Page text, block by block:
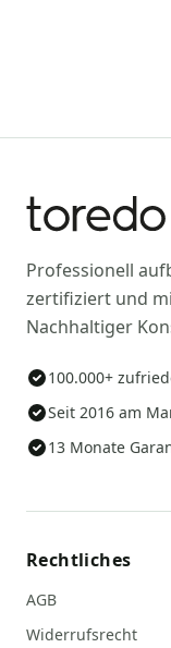
Professionell
zertifiziert und
Nachhaltiger
100.000+
Seit 2016 am
13 Monate
Rechtliches
AGB
Widerrufsrecht